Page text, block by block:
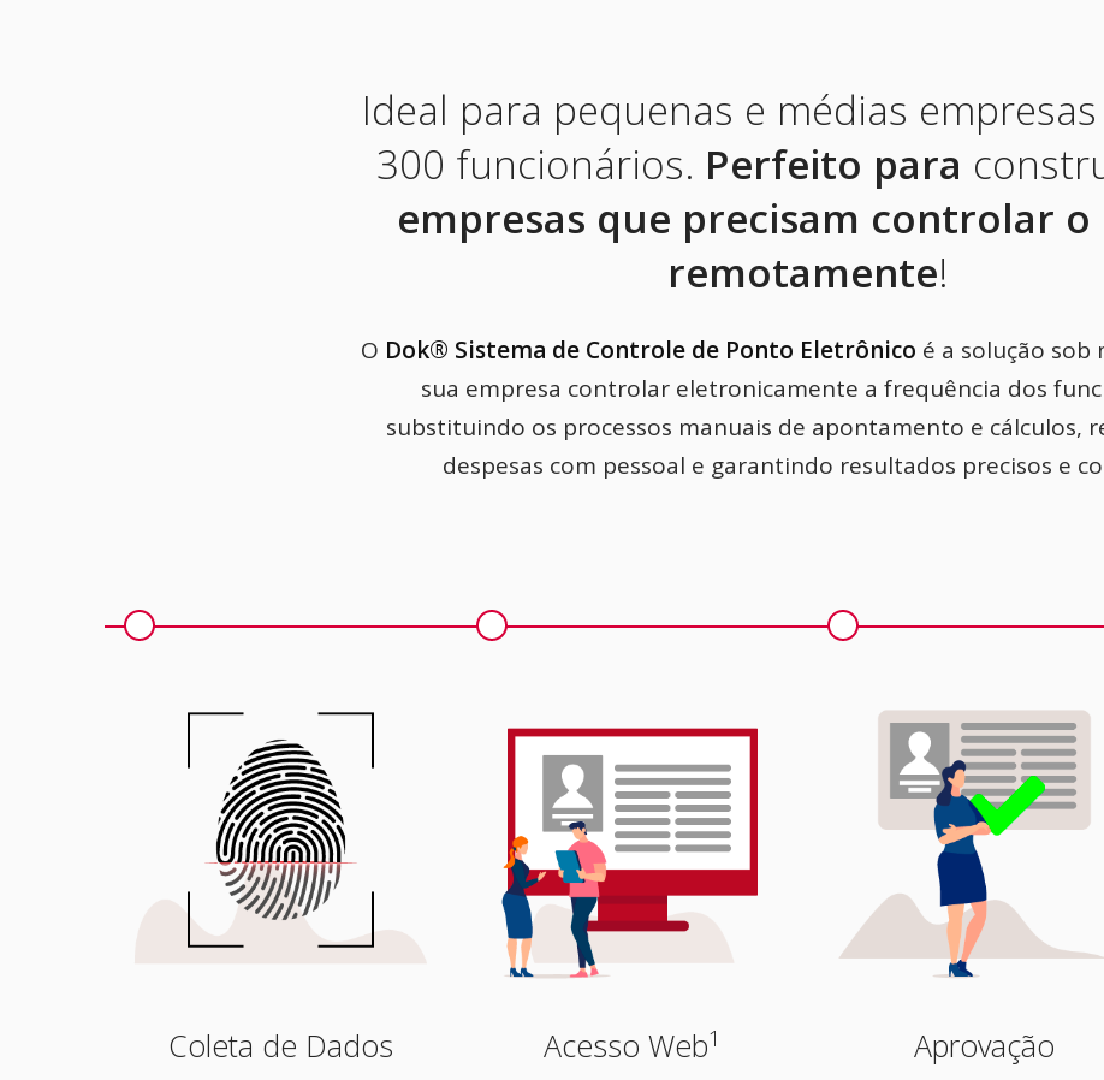
Ideal para pequenas e médias
300 funcionários. Perfeito para
empresas que precisam controlar
remotamente!
O Dok® Sistema de Controle de Ponto Eletrônico é a solução sob
sua empresa controlar eletronicamente a frequência dos
substituindo os processos manuais de apontamento e cálculos,
despesas com pessoal e garantindo resultados precisos e
Coleta de Dados Acesso Web1 Aprovação